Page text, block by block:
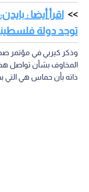
اقرأ أيضا :
توجد دولة
وذكر كيربي في مؤتمر
المخاوف بشأن تواصل
ذاته بأن حماس هي التي